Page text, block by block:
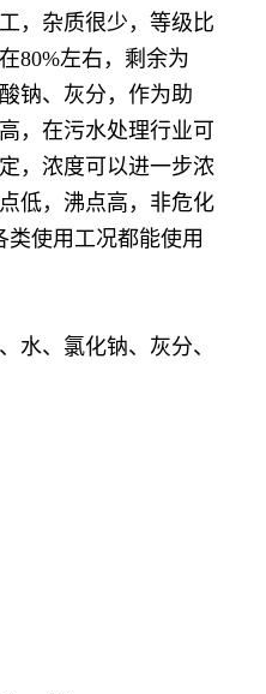
，杂质很少，等级比
80%左右，剩余为
钠、灰分，作为助
，在污水处理行业可
，浓度可以进一步浓
低，沸点高，非危化
类使用工况都能使用
水、氯化钠、灰分、